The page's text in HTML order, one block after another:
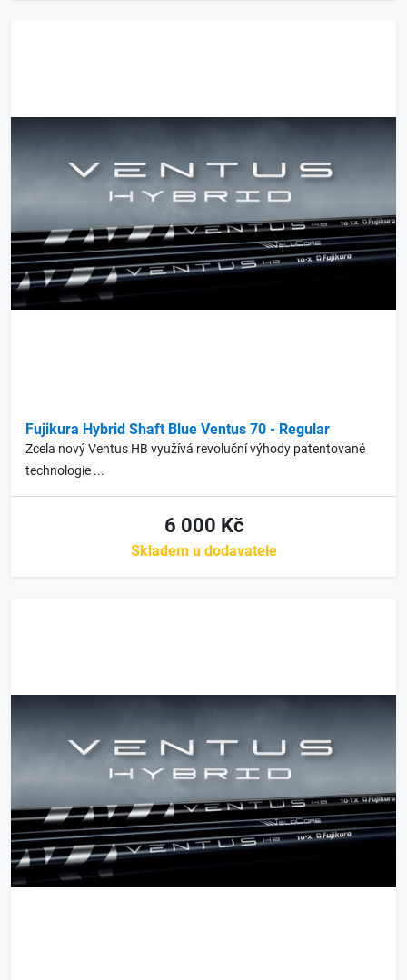
Fujikura Hybrid Shaft Blue Ventus 70 - Regular
Zcela nový Ventus HB využívá revoluční výhody patentované
technologie ...
6 000 Kč
Skladem u dodavatele